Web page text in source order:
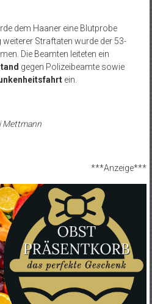
dem Haaner eine Blutprobe
Straftaten wurde der 53-
Die Beamten leiteten ein
gegen Polizeibeamte sowie
ein.
Mettmann
***Anzeige***